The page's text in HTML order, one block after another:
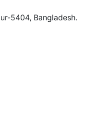
5404, Bangladesh.